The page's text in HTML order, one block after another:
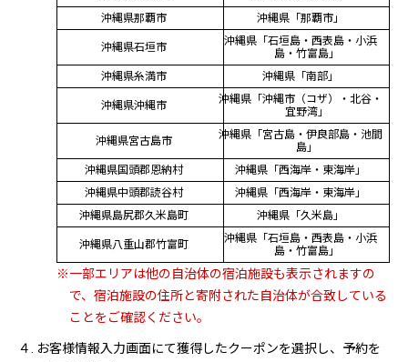
沖縄県那覇市
沖縄県「那覇市」
沖縄県石垣市
沖縄県「石垣島・西表島・小浜
島・竹富島」
沖縄県糸満市
沖縄県「南部」
沖縄県沖縄市
沖縄県「沖縄市（コザ）・北谷・
宜野湾」
沖縄県宮古島市
沖縄県「宮古島・伊良部島・池間
島」
沖縄県国頭郡恩納村
沖縄県「西海岸・東海岸」
沖縄県中頭郡読谷村
沖縄県「西海岸・東海岸」
沖縄県島尻郡久米島町
沖縄県「久米島」
沖縄県八重山郡竹富町
沖縄県「石垣島・西表島・小浜
島・竹富島」
※一部エリアは他の自治体の宿泊施設も表示されますの
で、宿泊施設の住所と寄附された自治体が合致している
ことをご確認ください。
４. お客様情報入力画面にて獲得したクーポンを選択し、予約を